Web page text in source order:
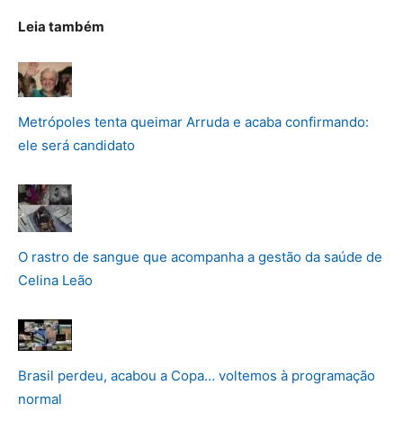
Leia também
Metrópoles tenta queimar Arruda e acaba confirmando:
ele será candidato
O rastro de sangue que acompanha a gestão da saúde de
Celina Leão
Brasil perdeu, acabou a Copa… voltemos à programação
normal